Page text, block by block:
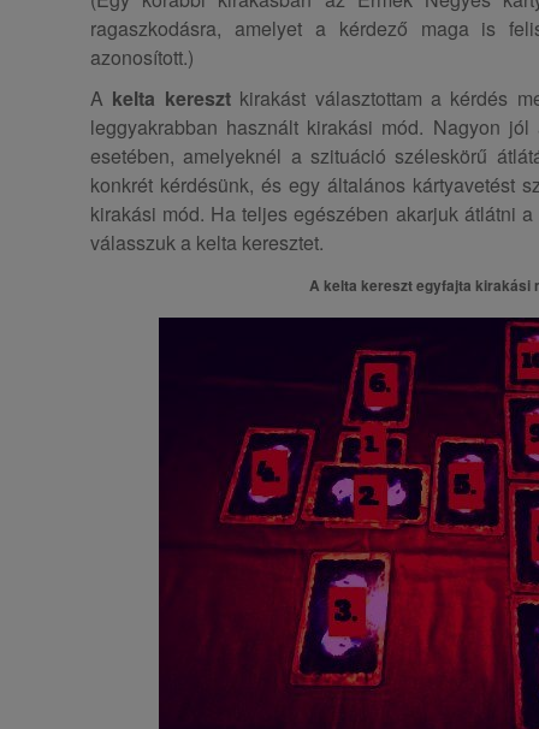
ragaszkodásra, amelyet a kérdező maga is
azonosított.)
A kelta keresztkirakást választottam a kérdés
leggyakrabban használt kirakási mód. Nagyon
esetében, amelyeknél a szituáció széleskörű
konkrét kérdésünk, és egy általános kártyavetést
kirakási mód. Ha teljes egészében akarjuk átlátni
válasszuk a kelta keresztet.
A kelta kereszt egyfajta kirakási